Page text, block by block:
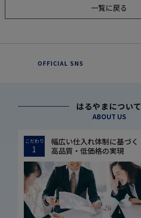
一覧に戻る
OFFICIAL SNS
はるやまについて
ABOUT US
こだわり
1
幅広い仕入れ体制に基づく
高品質・低価格の実現